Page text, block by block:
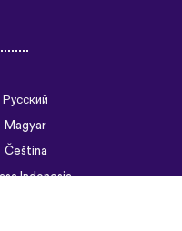
Русский
Čeština
Indonesia
العربية الرسمية